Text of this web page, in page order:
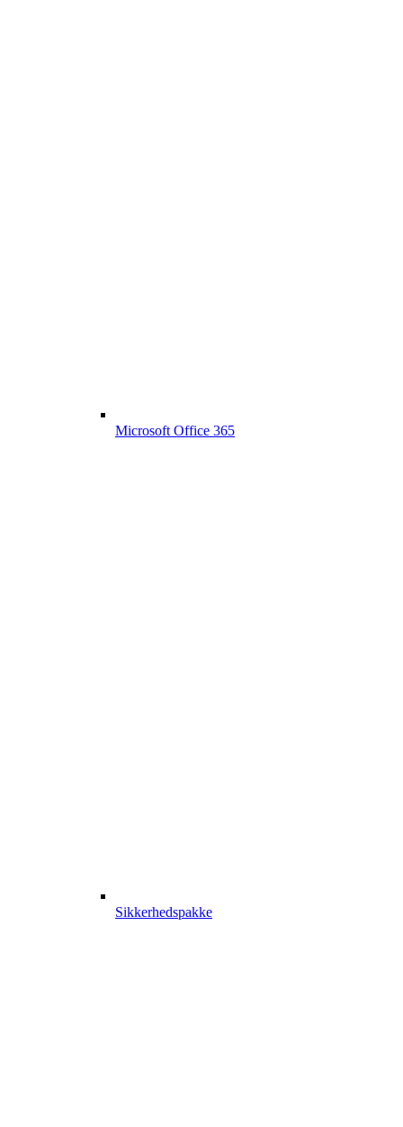
Microsoft Office 365
Sikkerhedspakke